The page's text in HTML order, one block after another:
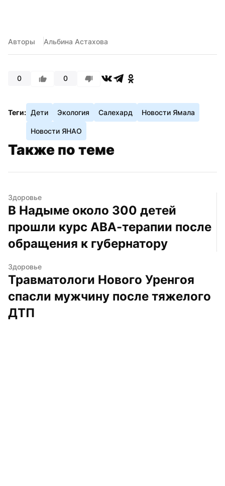
Авторы Альбина Астахова
0 0
Теги: Дети Экология Салехард Новости Ямала
Новости ЯНАО
Также по теме
Здоровье
В Надыме около 300 детей
прошли курс АВА-терапии после
обращения к губернатору
Здоровье
Травматологи Нового Уренгоя
спасли мужчину после тяжелого
ДТП